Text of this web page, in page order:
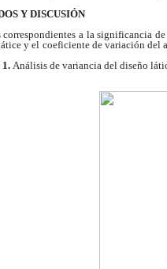
Y DISCUSIÓN
correspondientes a la significancia
y el coeficiente de variación del
1.Análisis de variancia del diseño